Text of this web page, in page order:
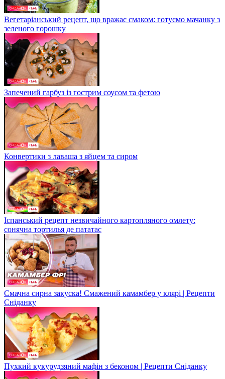
Вегетаріанський рецепт, що вражає смаком: готуємо мачанку з
зеленого горошку
Запечений гарбуз із гострим соусом та фетою
Конвертики з лаваша з яйцем та сиром
Іспанський рецепт незвичайного картопляного омлету:
сонячна тортилья де пататас
Смачна сирна закуска! Смажений камамбер у клярі | Рецепти
Сніданку
Пухкий кукурудзяний мафін з беконом | Рецепти Сніданку